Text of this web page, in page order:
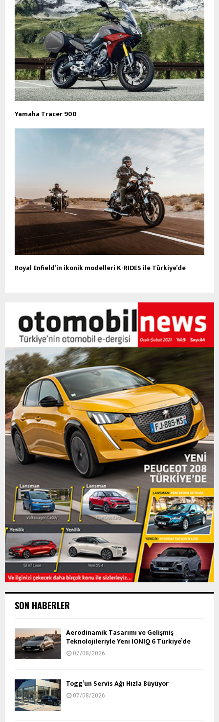
Yamaha Tracer 900
Royal Enfield’in ikonik modelleri K-RIDES ile Türkiye’de
SON HABERLER
Aerodinamik Tasarımı ve Gelişmiş
Teknolojileriyle Yeni IONIQ 6 Türkiye’de
07/08/2026
Togg’un Servis Ağı Hızla Büyüyor
07/08/2026